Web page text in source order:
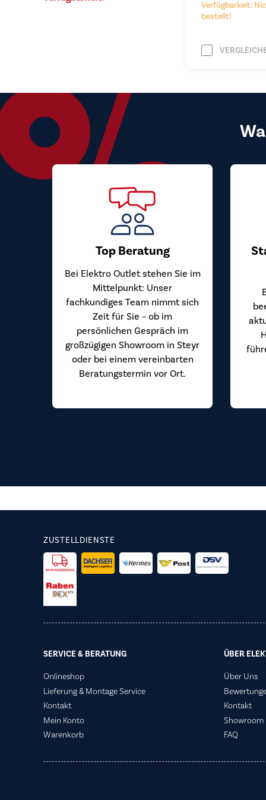
Verfügbarkeit:
bestellt!
Top Beratung
Bei Elektro Outlet stehen Sie im
Mittelpunkt: Unser
fachkundiges Team nimmt sich
Zeit für Sie – ob im
persönlichen Gespräch im
großzügigen Showroom in Steyr
oder bei einem vereinbarten
Beratungstermin vor Ort.
ZUSTELLDIENSTE
SERVICE & BERATUNG
Onlineshop
Lieferung & Montage Service
Kontakt
Mein Konto
Warenkorb
ÜBER
Über Uns
Kontakt
Showroom
FAQ